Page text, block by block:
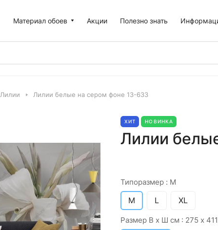
Материал обоев Акции Полезно знать
Лилии Лилии белые на сером фоне 13-633
ХИТ НОВИНКА
Лилии
Типоразмер : M
M L XL
Размер В х Ш см : 275 х 411